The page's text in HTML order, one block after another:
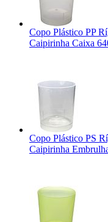
Copo Plástico PP
Caipirinha Caixa
Copo Plástico PS
Caipirinha